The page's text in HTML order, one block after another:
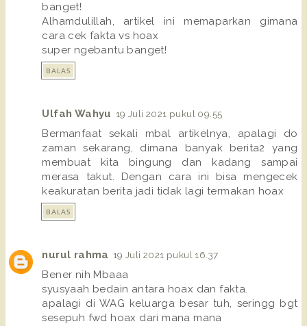
banget!
Alhamdulillah, artikel ini memaparkan gimana
cara cek fakta vs hoax
super ngebantu banget!
BALAS
Ulfah Wahyu 19 Juli 2021 pukul 09.55
Bermanfaat sekali mbal artikelnya, apalagi do
zaman sekarang, dimana banyak berita2 yang
membuat kita bingung dan kadang sampai
merasa takut. Dengan cara ini bisa mengecek
keakuratan berita jadi tidak lagi termakan hoax
BALAS
nurul rahma 19 Juli 2021 pukul 16.37
Bener nih Mbaaa
syusyaah bedain antara hoax dan fakta.
apalagi di WAG keluarga besar tuh, seringg bgt
sesepuh fwd hoax dari mana mana